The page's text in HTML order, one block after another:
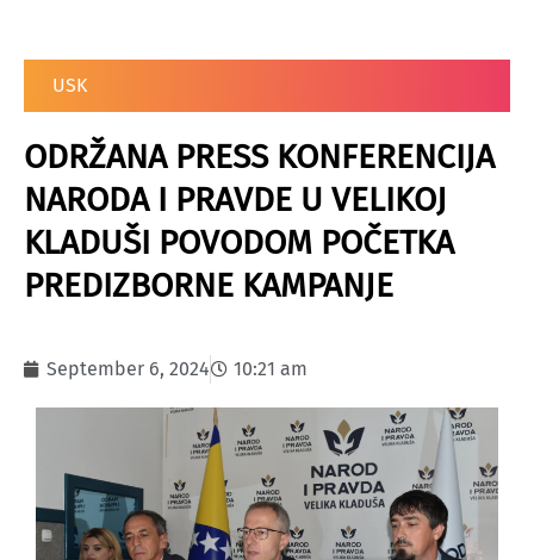
USK
ODRŽANA PRESS KONFERENCIJA
NARODA I PRAVDE U VELIKOJ
KLADUŠI POVODOM POČETKA
PREDIZBORNE KAMPANJE
September 6, 2024 10:21 am